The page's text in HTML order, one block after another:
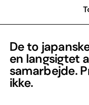
De to
en langsigtet
samarbejde.
ikke.